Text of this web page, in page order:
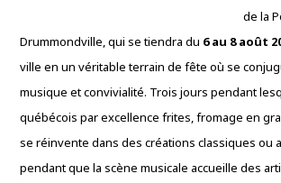
de la
Drummondville, qui se tiendra du 6 au 8 août
ville en un véritable terrain de fête où se
musique et convivialité. Trois jours pendant
québécois par excellence frites, fromage en
se réinvente dans des créations classiques ou
pendant que la scène musicale accueille des